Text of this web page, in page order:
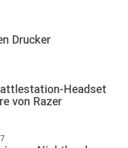
Drucker
Headset
von Razer